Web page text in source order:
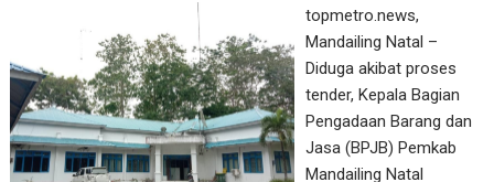
topmetro.news,
Mandailing Natal –
Diduga akibat proses
tender, Kepala Bagian
Pengadaan Barang dan
Jasa (BPJB) Pemkab
Mandailing Natal